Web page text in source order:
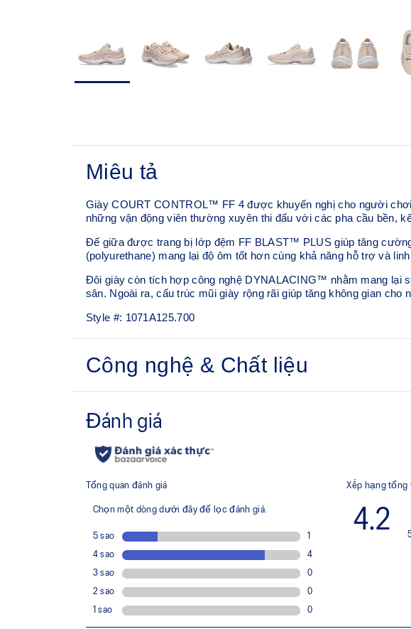
Miêu tả
Giày COURT CONTROL™ FF 4 được khuyến nghị cho người
những vận động viên thường xuyên thi đấu với các pha cầu bền,
Đế giữa được trang bị lớp đệm FF BLAST™ PLUS giúp tăng
(polyurethane) mang lại độ ôm tốt hơn cùng khả năng hỗ trợ và
Đôi giày còn tích hợp công nghệ DYNALACING™ nhằm mang lại
sân. Ngoài ra, cấu trúc mũi giày rộng rãi giúp tăng không gian
Style #: 1071A125.700
Công nghệ & Chất liệu
Vật liệu PU giúp tăng cường độ bền và độ linh hoạt.
Đệm FF BLAST™ PLUS
Được thiết kế để cải thiện độ nảy và chiều cao bật nhảy. Mềm mại
hơn so với đệm FLYTEFOAM™, mang lại sự êm ái và khả năng
vượt trội.
Công nghệ 3D SPACE CONSTRUCTION™
Giúp cải thiện độ linh hoạt.
Các rãnh trên đế ngoài giúp cải thiện khả năng xoay, tăng sự